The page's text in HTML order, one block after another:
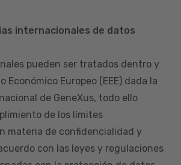
internacionales de datos
pueden ser tratados dentro y
Económico Europeo (EEE) dada la
de GeneXus, todo ello
de los límites
materia de confidencialidad y
con las leyes y regulaciones